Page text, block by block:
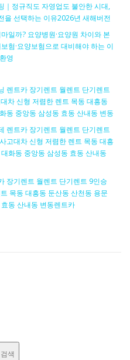
｜정규직도 자영업도 불안한 시대,
을 선택하는 이유2026년 새해버전
일까? 요양병원·요양원 차이와 본
험·요양보험으로 대비해야 하는 이
영
렌트카 장기렌트 월렌트 단기렌트
차 신형 저렴한 렌트 목동 대흥동
동 중앙동 삼성동 효동 산내동 변동
렌트카 장기렌트 월렌트 단기렌트
고대차 신형 저렴한 렌트 목동 대흥
화동 중앙동 삼성동 효동 산내동
장기렌트 월렌트 단기렌트 9인승
목동 대흥동 둔산동 산천동 용문
동 산내동 변동렌트카
검색